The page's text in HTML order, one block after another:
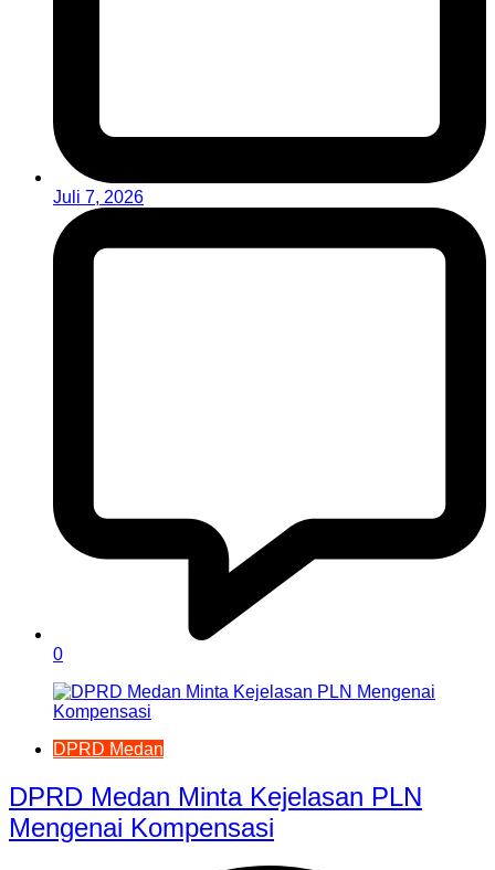
Juli 7, 2026
0
DPRD Medan
DPRD Medan Minta Kejelasan PLN
Mengenai Kompensasi